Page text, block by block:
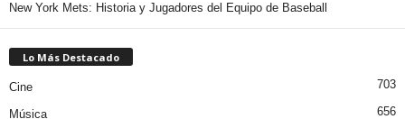
New York Mets: Historia y Jugadores del Equipo de Baseball
Lo Más Destacado
Cine 703
Música 656